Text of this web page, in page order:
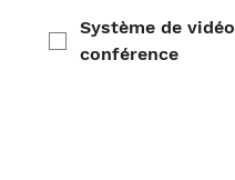
Système de vidéo
conférence